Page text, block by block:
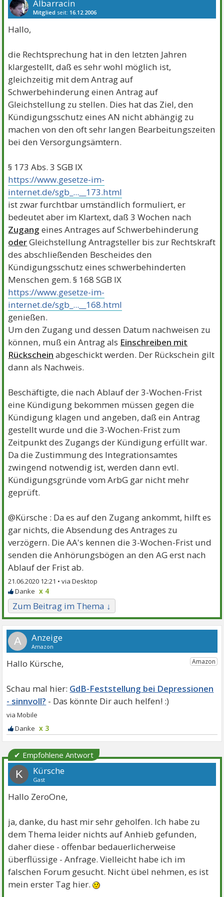
Albarracin
Mitglied seit: 16.12.2006
Hallo,
die Rechtsprechung hat in den letzten Jahren
klargestellt, daß es sehr wohl möglich ist,
gleichzeitig mit dem Antrag auf
Schwerbehinderung einen Antrag auf
Gleichstellung zu stellen. Dies hat das Ziel, den
Kündigungsschutz eines AN nicht abhängig zu
machen von den oft sehr langen Bearbeitungszeiten
bei den Versorgungsämtern.
§ 173 Abs. 3 SGB IX
https://www.gesetze-im-
internet.de/sgb_...__173.html
ist zwar furchtbar umständlich formuliert, er
bedeutet aber im Klartext, daß 3 Wochen nach
Zugang eines Antrages auf Schwerbehinderung
oderGleichstellung Antragsteller bis zur Rechtskraft
des abschließenden Bescheides den
Kündigungsschutz eines schwerbehinderten
Menschen gem. § 168 SGB IX
https://www.gesetze-im-
internet.de/sgb_...__168.html
genießen.
Um den Zugang und dessen Datum nachweisen zu
können, muß ein Antrag als Einschreiben mit
Rückschein abgeschickt werden. Der Rückschein gilt
dann als Nachweis.
Beschäftigte, die nach Ablauf der 3-Wochen-Frist
eine Kündigung bekommen müssen gegen die
Kündigung klagen und angeben, daß ein Antrag
gestellt wurde und die 3-Wochen-Frist zum
Zeitpunkt des Zugangs der Kündigung erfüllt war.
Da die Zustimmung des Integrationsamtes
zwingend notwendig ist, werden dann evtl.
Kündigungsgründe vom ArbG gar nicht mehr
geprüft.
@Kürsche : Da es auf den Zugang ankommt, hilft es
gar nichts, die Absendung des Antrages zu
verzögern. Die AA's kennen die 3-Wochen-Frist und
senden die Anhörungsbögen an den AG erst nach
Ablauf der Frist ab.
21.06.2020 12:21 •
x 4
Zum Beitrag im Thema ↓
A
Hallo Kürsche,
GdB-Feststellung bei Depressionen
- sinnvoll?
x 3
✔ Empfohlene Antwort
K Kürsche
Gast
Hallo ZeroOne,
ja, danke, du hast mir sehr geholfen. Ich habe zu
dem Thema leider nichts auf Anhieb gefunden,
daher diese - offenbar bedauerlicherweise
überflüssige - Anfrage. Vielleicht habe ich im
falschen Forum gesucht. Nicht übel nehmen, es ist
mein erster Tag hier.